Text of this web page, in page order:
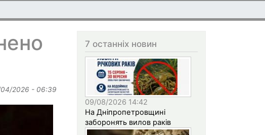
04/2026 - 06:39
7 останніх новин
09/08/2026 14:42
На Дніпропетровщині
заборонять вилов раків